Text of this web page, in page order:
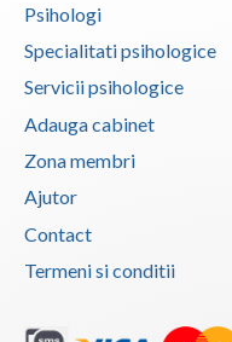
Psihologi
Specialitati psihologice
Servicii psihologice
Adauga cabinet
Zona membri
Ajutor
Contact
Termeni si conditii